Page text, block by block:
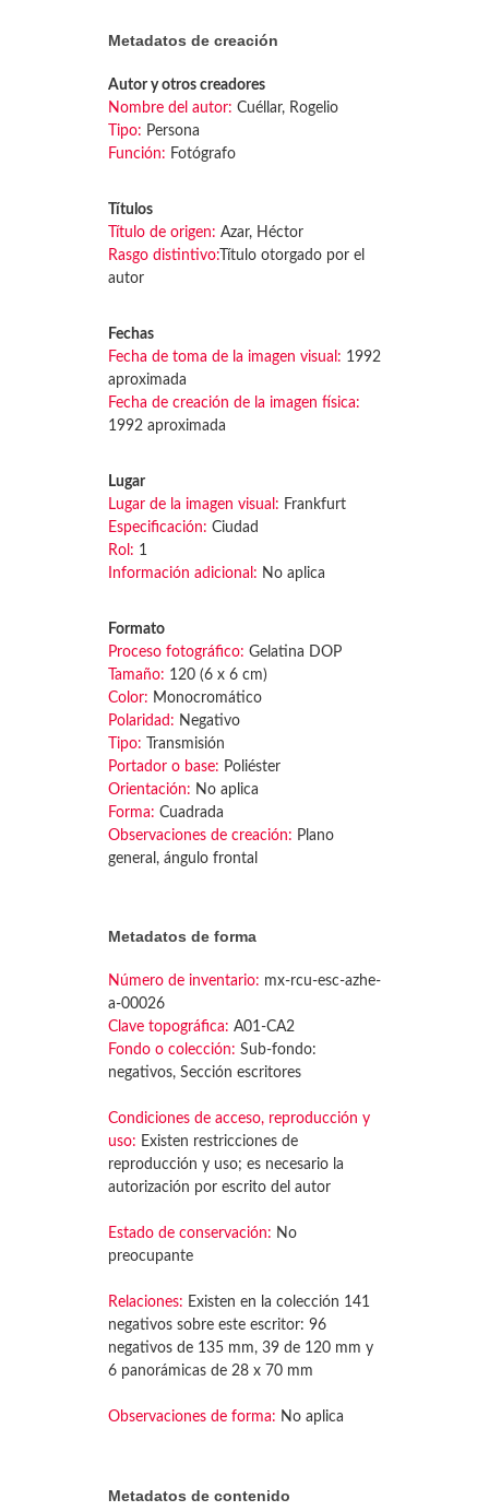
Metadatos de creación
Autor y otros creadores
Nombre del autor: Cuéllar, Rogelio
Tipo: Persona
Función: Fotógrafo
Títulos
Título de origen: Azar, Héctor
Rasgo distintivo: Título otorgado por el
autor
Fechas
Fecha de toma de la imagen visual: 1992
aproximada
Fecha de creación de la imagen física:
1992 aproximada
Lugar
Lugar de la imagen visual: Frankfurt
Especificación: Ciudad
Rol: 1
Información adicional: No aplica
Formato
Proceso fotográfico: Gelatina DOP
Tamaño: 120 (6 x 6 cm)
Color: Monocromático
Polaridad: Negativo
Tipo: Transmisión
Portador o base: Poliéster
Orientación: No aplica
Forma: Cuadrada
Observaciones de creación: Plano
general, ángulo frontal
Metadatos de forma
Número de inventario: mx-rcu-esc-azhe-
a-00026
Clave topográfica: A01-CA2
Fondo o colección: Sub-fondo:
negativos, Sección escritores
Condiciones de acceso, reproducción y
uso: Existen restricciones de
reproducción y uso; es necesario la
autorización por escrito del autor
Estado de conservación: No
preocupante
Relaciones: Existen en la colección 141
negativos sobre este escritor: 96
negativos de 135 mm, 39 de 120 mm y
6 panorámicas de 28 x 70 mm
Observaciones de forma: No aplica
Metadatos de contenido